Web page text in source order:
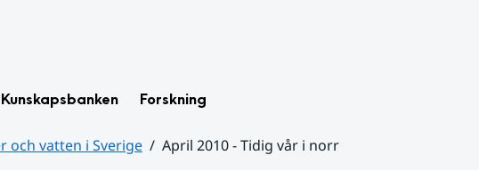
Kunskapsbanken Forskning
och vatten i Sverige
April 2010 - Tidig vår i norr